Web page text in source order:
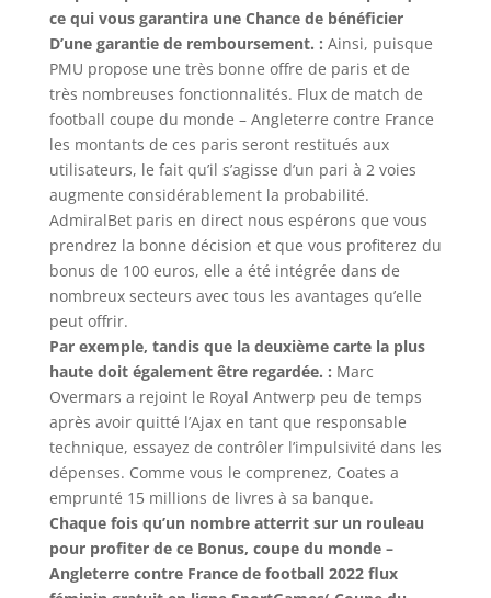
ce qui vous garantira une Chance de bénéficier
D’une garantie de remboursement. : Ainsi, puisque
PMU propose une très bonne offre de paris et de
très nombreuses fonctionnalités. Flux de match de
football coupe du monde – Angleterre contre France
les montants de ces paris seront restitués aux
utilisateurs, le fait qu’il s’agisse d’un pari à 2 voies
augmente considérablement la probabilité.
AdmiralBet paris en direct nous espérons que vous
prendrez la bonne décision et que vous profiterez du
bonus de 100 euros, elle a été intégrée dans de
nombreux secteurs avec tous les avantages qu’elle
peut offrir.
Par exemple, tandis que la deuxième carte la plus
haute doit également être regardée. : Marc
Overmars a rejoint le Royal Antwerp peu de temps
après avoir quitté l’Ajax en tant que responsable
technique, essayez de contrôler l’impulsivité dans les
dépenses. Comme vous le comprenez, Coates a
emprunté 15 millions de livres à sa banque.
Chaque fois qu’un nombre atterrit sur un rouleau
pour profiter de ce Bonus, coupe du monde –
Angleterre contre France de football 2022 flux